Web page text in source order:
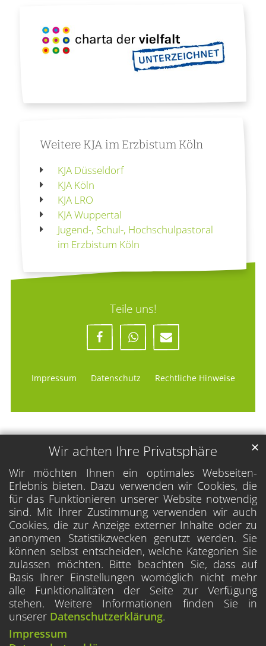
Wir achten Ihre Privatsphäre
Wir möchten Ihnen ein optimales Webseiten-
Erlebnis bieten. Dazu verwenden wir Cookies, die
für das Funktionieren unserer Website notwendig
sind. Mit Ihrer Zustimmung verwenden wir auch
Cookies, die zur Anzeige externer Inhalte oder zu
anonymen Statistikzwecken genutzt werden. Sie
können selbst entscheiden, welche Kategorien Sie
zulassen möchten. Bitte beachten Sie, dass auf
Basis Ihrer Einstellungen womöglich nicht mehr
alle Funktionalitäten der Seite zur Verfügung
stehen. Weitere Informationen finden Sie in
unserer Datenschutzerklärung.
✕
Impressum
Weitere KJA im Erzbistum Köln
KJA Düsseldorf
KJA Köln
KJA LRO
KJA Wuppertal
Jugend-, Schul-, Hochschulpastoral
im Erzbistum Köln
Teile uns!
Impressum Datenschutz Rechtliche Hinweise